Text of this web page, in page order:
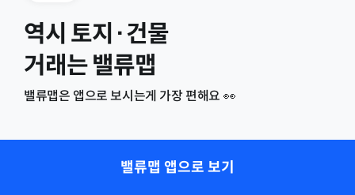
역시 토지·건물
거래는 밸류맵
밸류맵은 앱으로 보시는게 가장 편해요 👀
밸류맵 앱으로 보기